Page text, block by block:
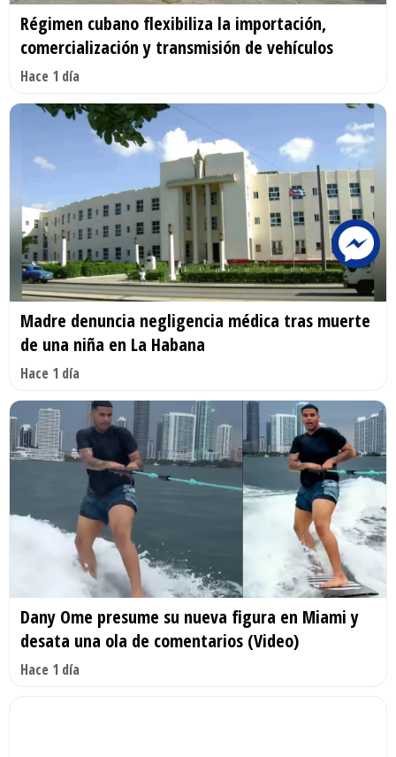
Régimen cubano flexibiliza la importación,
comercialización y transmisión de vehículos
Hace 1 día
Madre denuncia negligencia médica tras muerte
de una niña en La Habana
Hace 1 día
Dany Ome presume su nueva figura en Miami y
desata una ola de comentarios (Video)
Hace 1 día